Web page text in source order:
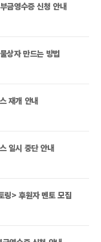
금영수증 신청 안내
상자 만드는 방법
재개 안내
일시 중단 안내
링> 후원자 멘토 모집